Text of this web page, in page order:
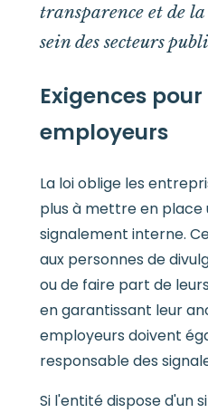
transparence et de
sein des secteurs
Exigences pour
employeurs
La loi oblige les
plus à mettre en place
signalement interne.
aux personnes de
ou de faire part de
en garantissant leur
employeurs doivent
responsable des
Si l'entité dispose d'un